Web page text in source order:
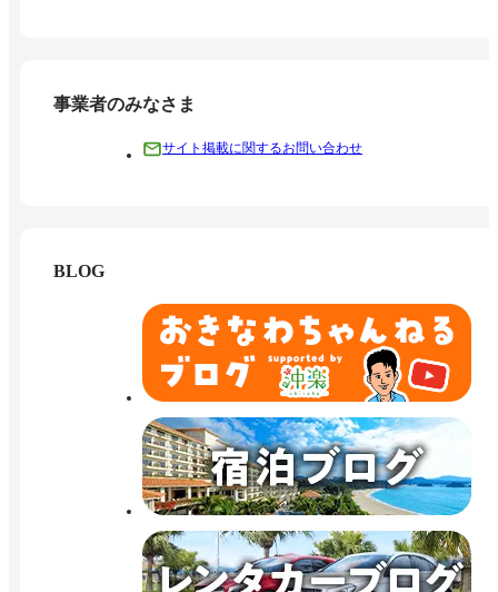
事業者のみなさま
サイト掲載に関するお問い合わせ
BLOG